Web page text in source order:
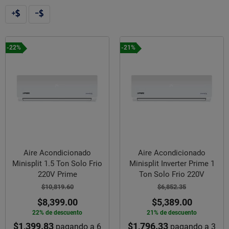
-22%
Aire Acondicionado
Minisplit 1.5 Ton Solo Frio
220V Prime
$10,819.60
$8,399.00
22% de descuento
$1,399.83 pagando a 6
-21%
Aire Acondicionado
Minisplit Inverter Prime 1
Ton Solo Frio 220V
$6,852.35
$5,389.00
21% de descuento
$1,796.33 pagando a 3